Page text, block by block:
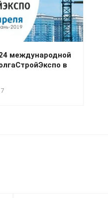
международной
в